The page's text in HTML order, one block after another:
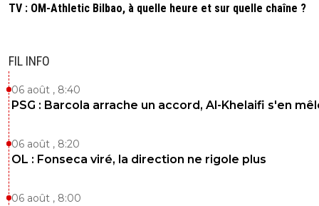
TV : OM-Athletic Bilbao, à quelle heure et sur quelle chaîne ?
FIL INFO
06 août , 8:40
PSG : Barcola arrache un accord, Al-Khelaifi s'en
06 août , 8:20
OL : Fonseca viré, la direction ne rigole plus
06 août , 8:00